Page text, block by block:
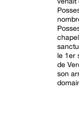
le 1er
de
son